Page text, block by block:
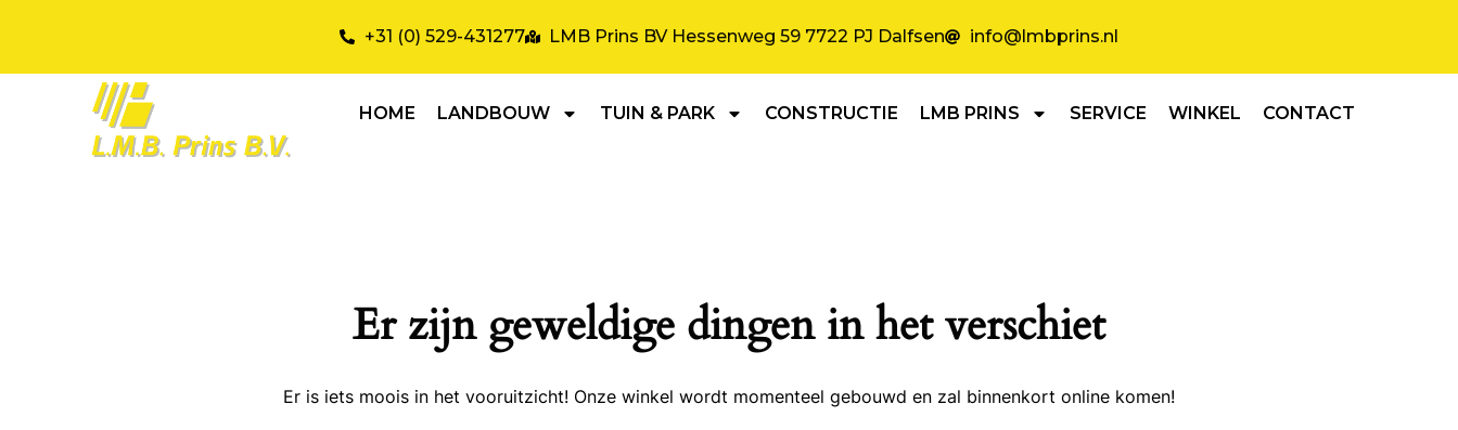
+31 (0) 529-431277 LMB Prins BV Hessenweg 59 7722 PJ Dalfsen info@lmbprins.nl
HOME LANDBOUW TUIN & PARK CONSTRUCTIE LMB PRINS SERVICE WINKEL CONTACT
Er zijn geweldige dingen in het verschiet
Er is iets moois in het vooruitzicht! Onze winkel wordt momenteel gebouwd en zal binnenkort online komen!